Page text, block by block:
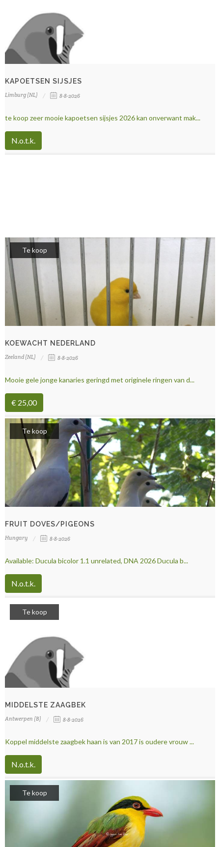
KAPOETSEN SIJSJES
Limburg (NL) 8-8-2026
te koop zeer mooie kapoetsen sijsjes 2026 kan onverwant mak...
N.o.t.k.
Te koop
KOEWACHT NEDERLAND
Zeeland (NL) 8-8-2026
Mooie gele jonge kanaries geringd met originele ringen van d...
€ 25,00
Te koop
FRUIT DOVES/PIGEONS
Hungary 8-8-2026
Available: Ducula bicolor 1.1 unrelated, DNA 2026 Ducula b...
N.o.t.k.
Te koop
MIDDELSTE ZAAGBEK
Antwerpen (B) 8-8-2026
Koppel middelste zaagbek haan is van 2017 is oudere vrouw ...
N.o.t.k.
Te koop